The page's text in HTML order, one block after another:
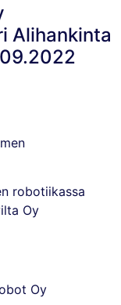
Alihankinta
robotiikassa
Oy
Oy